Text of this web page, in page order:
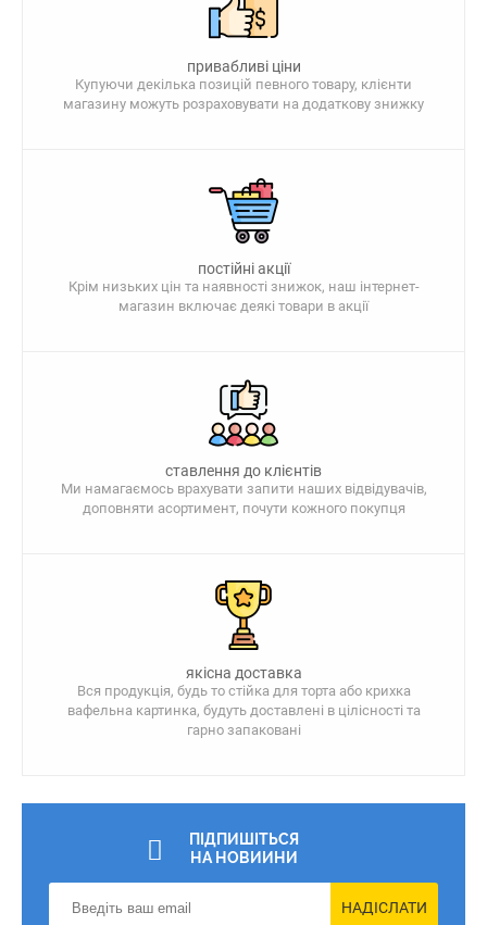
привабливі ціни
Купуючи декілька позицій певного товару, клієнти
магазину можуть розраховувати на додаткову знижку
постійні акції
Крім низьких цін та наявності знижок, наш інтернет-
магазин включає деякі товари в акції
ставлення до клієнтів
Ми намагаємось врахувати запити наших відвідувачів,
доповняти асортимент, почути кожного покупця
якісна доставка
Вся продукція, будь то стійка для торта або крихка
вафельна картинка, будуть доставлені в цілісності та
гарно запаковані
ПІДПИШІТЬСЯ
НА НОВИИНИ
НАДІСЛАТИ